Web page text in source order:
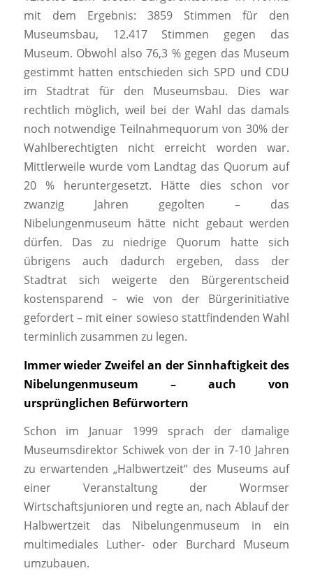
mit dem Ergebnis: 3859 Stimmen für den
Museumsbau, 12.417 Stimmen gegen das
Museum. Obwohl also 76,3 % gegen das Museum
gestimmt hatten entschieden sich SPD und CDU
im Stadtrat für den Museumsbau. Dies war
rechtlich möglich, weil bei der Wahl das damals
noch notwendige Teilnahmequorum von 30% der
Wahlberechtigten nicht erreicht worden war.
Mittlerweile wurde vom Landtag das Quorum auf
20 % heruntergesetzt. Hätte dies schon vor
zwanzig Jahren gegolten – das
Nibelungenmuseum hätte nicht gebaut werden
dürfen. Das zu niedrige Quorum hatte sich
übrigens auch dadurch ergeben, dass der
Stadtrat sich weigerte den Bürgerentscheid
kostensparend – wie von der Bürgerinitiative
gefordert – mit einer sowieso stattfindenden Wahl
terminlich zusammen zu legen.
Immer wieder Zweifel an der Sinnhaftigkeit des
Nibelungenmuseum – auch von
ursprünglichen Befürwortern
Schon im Januar 1999 sprach der damalige
Museumsdirektor Schiwek von der in 7-10 Jahren
zu erwartenden „Halbwertzeit“ des Museums auf
einer Veranstaltung der Wormser
Wirtschaftsjunioren und regte an, nach Ablauf der
Halbwertzeit das Nibelungenmuseum in ein
multimediales Luther- oder Burchard Museum
umzubauen.